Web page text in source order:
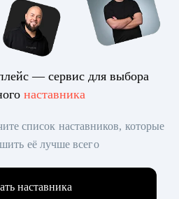
— сервис для выбора
наставника
список наставников, которые
её лучше всего
наставника